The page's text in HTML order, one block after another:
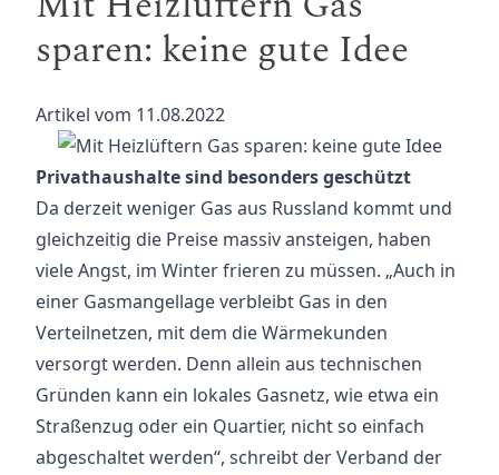
sparen: keine gute Idee
Artikel vom 11.08.2022
Privathaushalte sind besonders geschützt
Da derzeit weniger Gas aus Russland kommt und
gleichzeitig die Preise massiv ansteigen, haben
viele Angst, im Winter frieren zu müssen. „Auch in
einer Gasmangellage verbleibt Gas in den
Verteilnetzen, mit dem die Wärmekunden
versorgt werden. Denn allein aus technischen
Gründen kann ein lokales Gasnetz, wie etwa ein
Straßenzug oder ein Quartier, nicht so einfach
abgeschaltet werden“, schreibt der Verband der